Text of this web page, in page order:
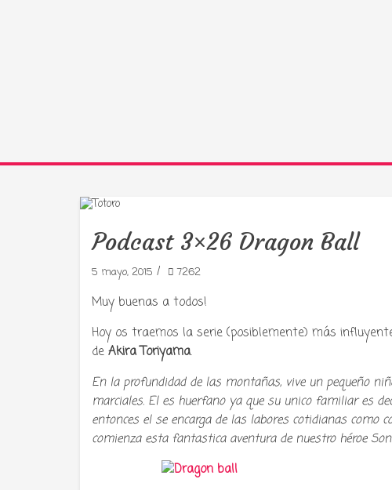
Podcast 3×26 Dragon Ball
5 mayo, 2015 / 7262
Muy buenas a todos!
Hoy os traemos la serie (posiblemente) más
de Akira Toriyama.
En la profundidad de las montañas, vive un pequeño
marciales. El es huerfano ya que su unico familiar es
entonces el se encarga de las labores cotidianas como
comienza esta fantastica aventura de nuestro héroe